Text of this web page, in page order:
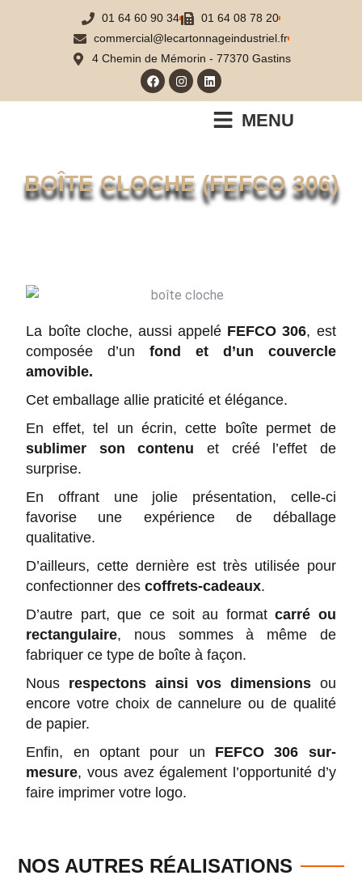
01 64 60 90 34
01 64 08 78 20
commercial@lecartonnageindustriel.fr
4 Chemin de Mémorin - 77370 Gastins
MENU
BOÎTE CLOCHE (FEFCO 306)
La boîte cloche, aussi appelé FEFCO 306, est
composée d’unfond et d’un couvercle
amovible.
Cet emballage allie praticité et élégance.
En effet, tel un écrin, cette boîte permet de
sublimer son contenu et créé l’effet de
surprise.
En offrant une jolie présentation, celle-ci
favorise une expérience de déballage
qualitative.
D’ailleurs, cette dernière est très utilisée pour
confectionner descoffrets-cadeaux.
D’autre part, que ce soit au formatcarré ou
rectangulaire, nous sommes à même de
fabriquer ce type de boîte à façon.
Nous respectons ainsi vos dimensionsou
encore votre choix de cannelure ou de qualité
de papier.
Enfin, en optant pour un FEFCO 306 sur-
mesure, vous avez également l’opportunité d’y
faire imprimer votre logo.
NOS AUTRES RÉALISATIONS